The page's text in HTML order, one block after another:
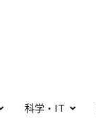
科学・IT